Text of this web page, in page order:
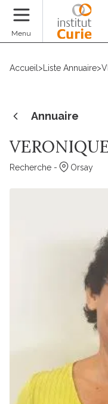
Menu
Accueil > Liste Annuaire>
Annuaire
Recherche - Orsay